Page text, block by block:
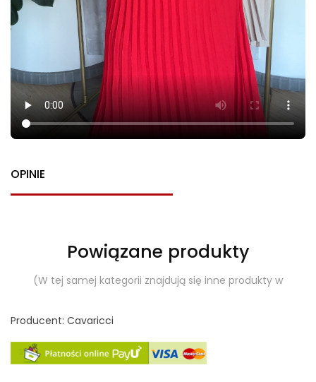
OPINIE
Powiązane produkty
(W tej samej kategorii znajdują się inne produkty w
Producent: Cavaricci